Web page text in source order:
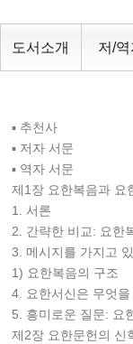
도서소개 저/
▪ 추천사
▪ 저자 서문
▪ 역자 서문
제1장 요한복음과 요
1. 서론
2. 간략한 비교: 요한
3. 메시지를 가지고
1) 요한복음의 구조
4. 요한서신은 무엇
5. 흥미로운 질문: 요
제2장 요한문헌의 신